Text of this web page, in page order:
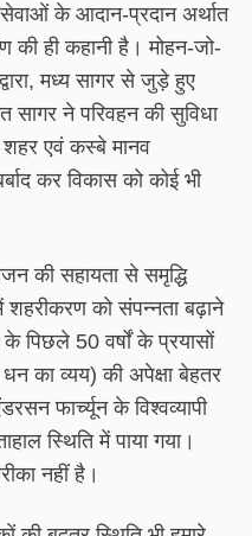
के आदान-प्रदान अर्थात
की ही कहानी है। मोहन-जो-
मध्य सागर से जुड़े हुए
ने परिवहन की सुविधा
शहर एवं कस्बे मानव
कर विकास को कोई भी
की सहायता से समृद्धि
को संपन्नता बढ़ाने
पिछले 50 वर्षों के प्रयासों
का व्यय) की अपेक्षा बेहतर
फार्च्यून के विश्वव्यापी
स्थिति में पाया गया।
नहीं है।